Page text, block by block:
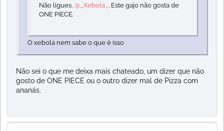
Não ligues,@_Xebola_. Este gajo não gosta de
ONE PIECE.
O xebola nem sabe o que é isso
Não sei o que me deixa mais chateado, um dizer que não
gosto de ONE PIECE ou o outro dizer mal de Pizza com
ananás.